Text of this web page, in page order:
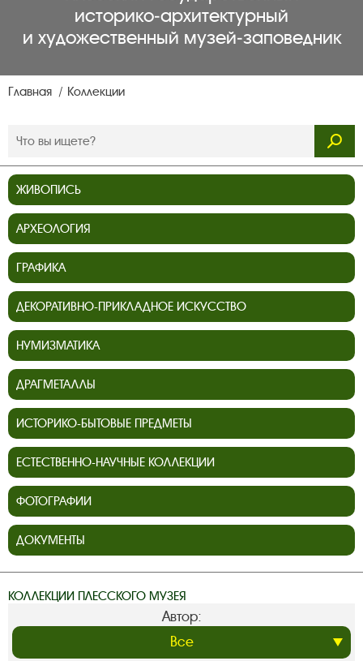
историко‑архитектурный
и художественный музей‑заповедник
Главная Коллекции
ЖИВОПИСЬ
АРХЕОЛОГИЯ
ГРАФИКА
ДЕКОРАТИВНО-ПРИКЛАДНОЕ ИСКУССТВО
НУМИЗМАТИКА
ДРАГМЕТАЛЛЫ
ИСТОРИКО-БЫТОВЫЕ ПРЕДМЕТЫ
ЕСТЕСТВЕННО-НАУЧНЫЕ КОЛЛЕКЦИИ
ФОТОГРАФИИ
ДОКУМЕНТЫ
КОЛЛЕКЦИИ ПЛЕССКОГО МУЗЕЯ
Автор: